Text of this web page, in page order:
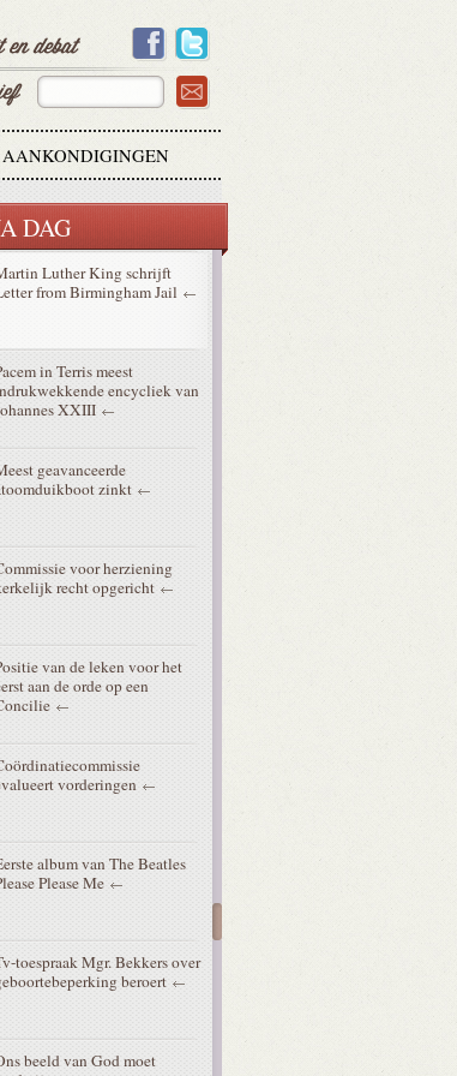
AANKONDIGINGEN
DAG
De Smedt door de paus
gedurende 1:45 uur
verbindt Verenigde
Luther King schrijft
from Birmingham Jail
in Terris meest
encycliek van
XXIII
geavanceerde
zinkt
voor herziening
recht opgericht
van de leken voor het
aan de orde op een
vorderingen
album van The Beatles
Please Me
toespraak Mgr. Bekkers over
beroert
beeld van God moet